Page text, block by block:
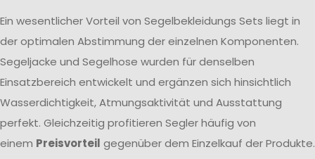
Ein wesentlicher Vorteil von Segelbekleidungs Sets liegt in
der optimalen Abstimmung der einzelnen Komponenten.
Segeljacke und Segelhose wurden für denselben
Einsatzbereich entwickelt und ergänzen sich hinsichtlich
Wasserdichtigkeit, Atmungsaktivität und Ausstattung
perfekt. Gleichzeitig profitieren Segler häufig von
einem Preisvorteil gegenüber dem Einzelkauf der Produkte.